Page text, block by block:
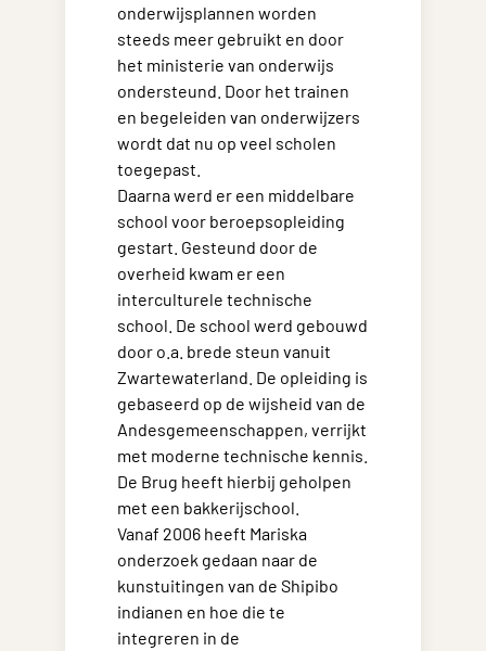
onderwijsplannen worden
steeds meer gebruikt en door
het ministerie van onderwijs
ondersteund. Door het trainen
en begeleiden van onderwijzers
wordt dat nu op veel scholen
toegepast.
Daarna werd er een middelbare
school voor beroepsopleiding
gestart. Gesteund door de
overheid kwam er een
interculturele technische
school. De school werd gebouwd
door o.a. brede steun vanuit
Zwartewaterland. De opleiding is
gebaseerd op de wijsheid van de
Andesgemeenschappen, verrijkt
met moderne technische kennis.
De Brug heeft hierbij geholpen
met een bakkerijschool.
Vanaf 2006 heeft Mariska
onderzoek gedaan naar de
kunstuitingen van de Shipibo
indianen en hoe die te
integreren in de